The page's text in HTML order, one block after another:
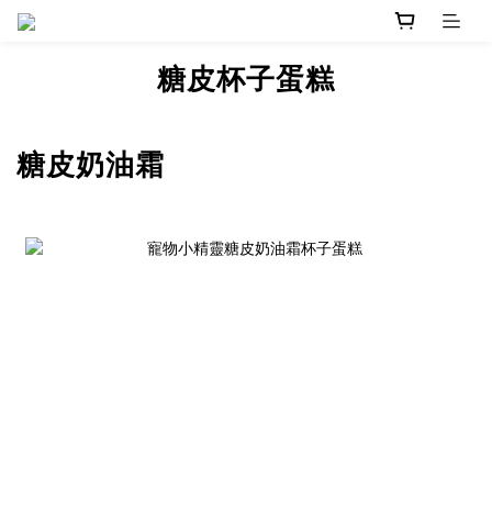
糖皮杯子蛋糕
糖皮奶油霜